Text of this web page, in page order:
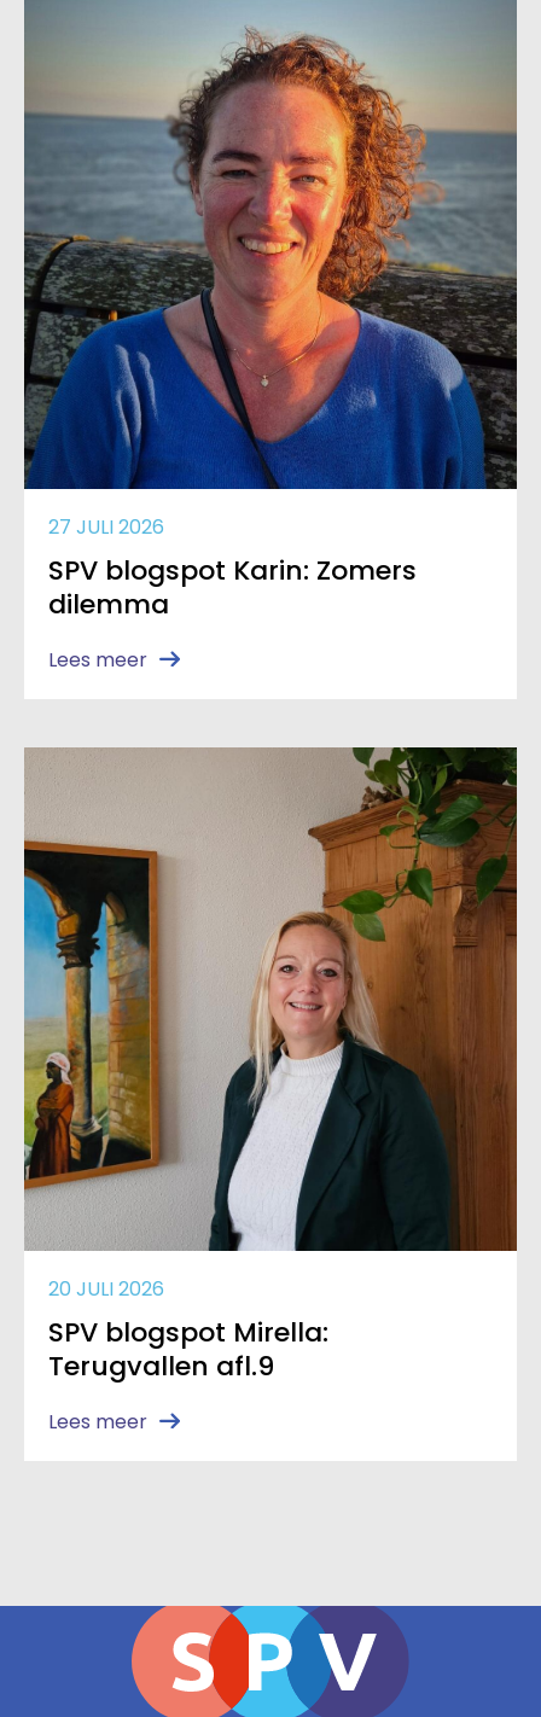
27 JULI 2026
SPV blogspot Karin: Zomers
dilemma
Lees meer
20 JULI 2026
SPV blogspot Mirella:
Terugvallen afl.9
Lees meer